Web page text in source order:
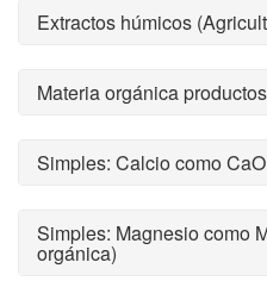
Extractos húmicos
Materia orgánica
Simples: Calcio como
Simples: Magnesio como
orgánica)